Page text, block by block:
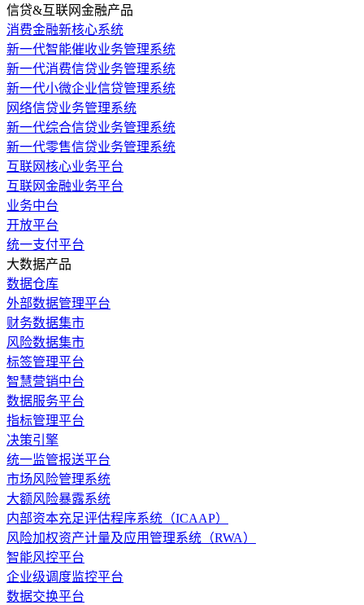
信贷&互联网金融产品
消费金融新核心系统
新一代智能催收业务管理系统
新一代消费信贷业务管理系统
新一代小微企业信贷管理系统
网络信贷业务管理系统
新一代综合信贷业务管理系统
新一代零售信贷业务管理系统
互联网核心业务平台
互联网金融业务平台
业务中台
开放平台
统一支付平台
大数据产品
数据仓库
外部数据管理平台
财务数据集市
风险数据集市
标签管理平台
智慧营销中台
数据服务平台
指标管理平台
决策引擎
统一监管报送平台
市场风险管理系统
大额风险暴露系统
内部资本充足评估程序系统（ICAAP）
风险加权资产计量及应用管理系统（RWA）
智能风控平台
企业级调度监控平台
数据交换平台